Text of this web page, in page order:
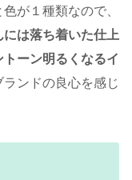
が１種類なので、
には落ち着いた仕上
ーン明るくなるイ
ンドの良心を感じ